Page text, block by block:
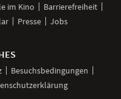
im Kino
Barrierefreiheit
Presse Jobs
Besuchsbedingungen